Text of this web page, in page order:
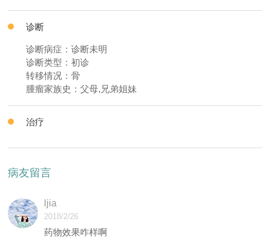
诊断
诊断病症：诊断未明
诊断类型：初诊
转移情况：骨
腫瘤家族史：父母,兄弟姐妹
治疗
病友留言
ljia
2018/2/26
药物效果咋样啊